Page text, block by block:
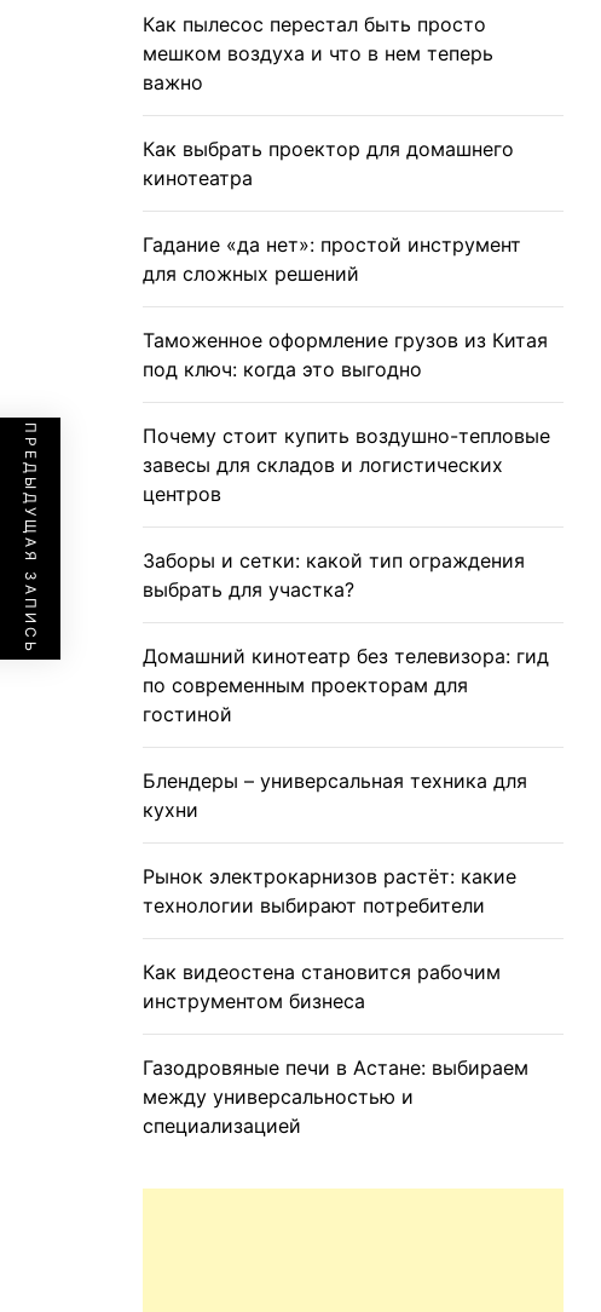
ПРЕДЫДУЩАЯ ЗАПИСЬ
Как пылесос перестал быть просто
мешком воздуха и что в нем теперь
важно
Как выбрать проектор для домашнего
кинотеатра
Гадание «да нет»: простой инструмент
для сложных решений
Таможенное оформление грузов из Китая
под ключ: когда это выгодно
Почему стоит купить воздушно-тепловые
завесы для складов и логистических
центров
Заборы и сетки: какой тип ограждения
выбрать для участка?
Домашний кинотеатр без телевизора: гид
по современным проекторам для
гостиной
Блендеры – универсальная техника для
кухни
Рынок электрокарнизов растёт: какие
технологии выбирают потребители
Как видеостена становится рабочим
инструментом бизнеса
Газодровяные печи в Астане: выбираем
между универсальностью и
специализацией